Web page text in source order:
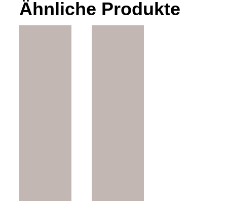
der
Produktseite
gewählt
werden
Ähnliche Produkte